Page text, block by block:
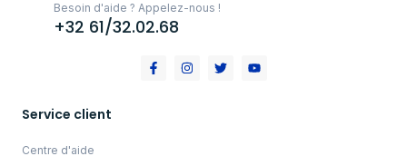
Besoin d'aide ? Appelez-nous !
+32 61/32.02.68
Service client
Centre d'aide